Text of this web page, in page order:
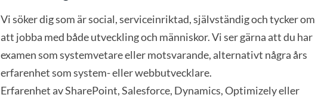
Vi söker dig som är social, serviceinriktad, självständig och tycker om
att jobba med både utveckling och människor. Vi ser gärna att du har
examen som systemvetare eller motsvarande, alternativt några års
erfarenhet som system- eller webbutvecklare.
Erfarenhet av SharePoint, Salesforce, Dynamics, Optimizely eller